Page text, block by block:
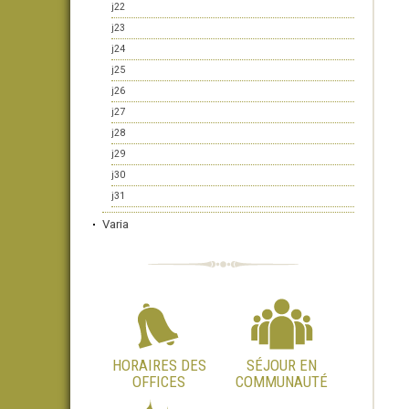
j22
j23
j24
j25
j26
j27
j28
j29
j30
j31
Varia
HORAIRES DES
OFFICES
SÉJOUR EN
COMMUNAUTÉ